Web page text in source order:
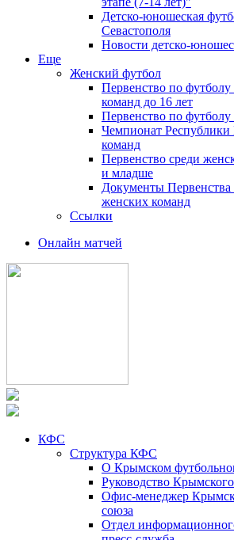
Детско-юношеская
Севастополя
Новости детско-
Еще
Женский футбол
Первенство по
команд до 16 лет
Первенство по футболу
Чемпионат
команд
Первенство среди
и младше
Документы Первенства
женских команд
Ссылки
Онлайн матчей
КФС
Структура КФС
О Крымском
Руководство
Офис-менеджер
союза
Отдел